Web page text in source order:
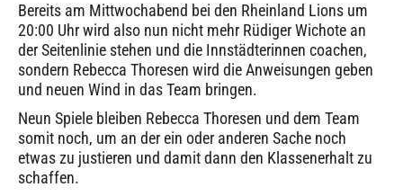
Bereits am Mittwochabend bei den Rheinland Lions um
20:00 Uhr wird also nun nicht mehr Rüdiger Wichote an
der Seitenlinie stehen und die Innstädterinnen coachen,
sondern Rebecca Thoresen wird die Anweisungen geben
und neuen Wind in das Team bringen.
Neun Spiele bleiben Rebecca Thoresen und dem Team
somit noch, um an der ein oder anderen Sache noch
etwas zu justieren und damit dann den Klassenerhalt zu
schaffen.